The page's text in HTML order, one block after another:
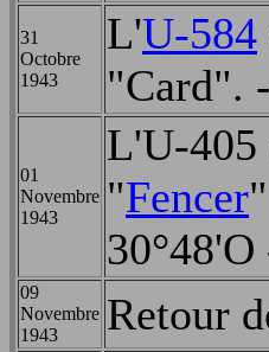
31
Octobre
1943
L'U-584
"Card".
01
Novembre
1943
L'U-405
"Fencer
30°48'O
09
Novembre
1943
Retour